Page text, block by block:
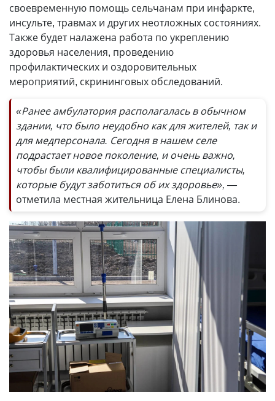
своевременную помощь сельчанам при инфаркте,
инсульте, травмах и других неотложных состояниях.
Также будет налажена работа по укреплению
здоровья населения, проведению
профилактических и оздоровительных
мероприятий, скрининговых обследований.
«Ранее амбулатория располагалась в обычном
здании, что было неудобно как для жителей, так и
для медперсонала. Сегодня в нашем селе
подрастает новое поколение, и очень важно,
чтобы были квалифицированные специалисты,
которые будут заботиться об их здоровье», —
отметила местная жительница Елена Блинова.